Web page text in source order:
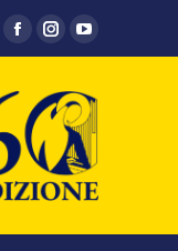
Contact